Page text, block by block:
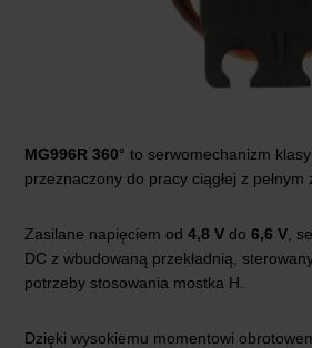
MG996R 360° to serwomechanizm klasy
przeznaczony do pracy ciągłej z pełnym
Zasilane napięciem od 4,8 V do 6,6 V ,
DC z wbudowaną przekładnią,
potrzeby stosowania mostka H.
Dzięki wysokiemu momentowi